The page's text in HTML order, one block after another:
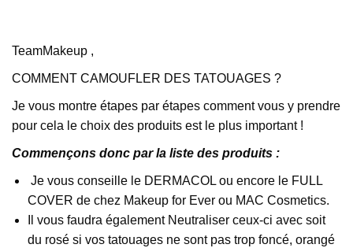
TeamMakeup ,
COMMENT CAMOUFLER DES TATOUAGES ?
Je vous montre étapes par étapes comment vous y prendre
pour cela le choix des produits est le plus important !
Commençons donc par la liste des produits :
Je vous conseille le DERMACOL ou encore le FULL
COVER de chez Makeup for Ever ou MAC Cosmetics.
Il vous faudra également Neutraliser ceux-ci avec soit
du rosé si vos tatouages ne sont pas trop foncé, orangé